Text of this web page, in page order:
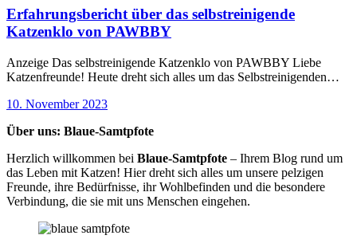
Erfahrungsbericht über das selbstreinigende
Katzenklo von PAWBBY
Anzeige Das selbstreinigende Katzenklo von PAWBBY Liebe
Katzenfreunde! Heute dreht sich alles um das Selbstreinigenden…
10. November 2023
Über uns: Blaue-Samtpfote
Herzlich willkommen bei Blaue-Samtpfote – Ihrem Blog rund um
das Leben mit Katzen! Hier dreht sich alles um unsere pelzigen
Freunde, ihre Bedürfnisse, ihr Wohlbefinden und die besondere
Verbindung, die sie mit uns Menschen eingehen.